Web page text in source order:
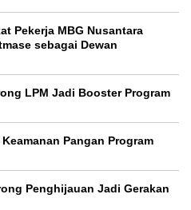
Pekerja MBG Nusantara
sebagai Dewan
LPM Jadi Booster Program
Pangan Program
Penghijauan Jadi Gerakan